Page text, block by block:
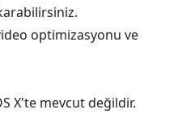
optimizasyonu ve
X'te mevcut değildir.